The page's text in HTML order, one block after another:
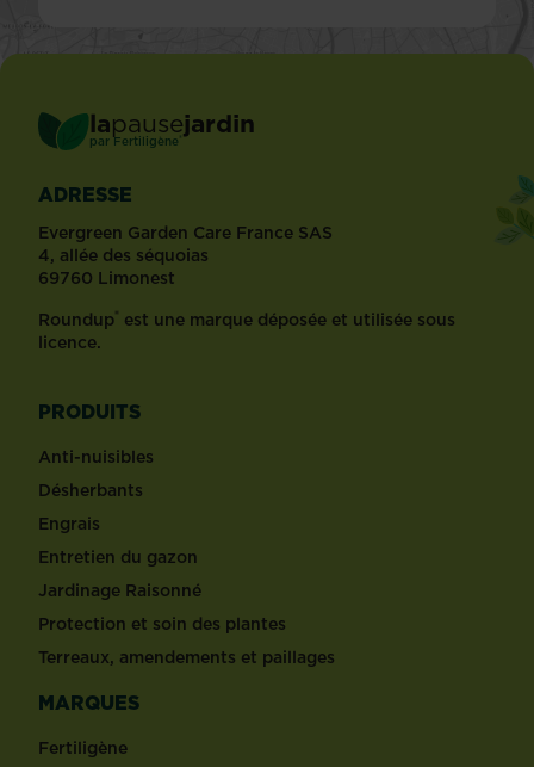
lapausejardin
par Fertiligène ®
ADRESSE
Evergreen Garden Care France SAS
4, allée des séquoias
69760 Limonest
Roundup® est une marque déposée et utilisée sous
licence.
PRODUITS
Anti-nuisibles
Désherbants
Engrais
Entretien du gazon
Jardinage Raisonné
Protection et soin des plantes
Terreaux, amendements et paillages
MARQUES
Fertiligène